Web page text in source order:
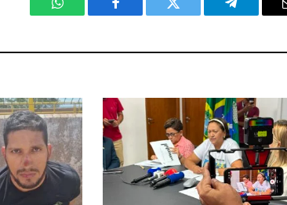
WhatsAppFacebook Twitter Telegram